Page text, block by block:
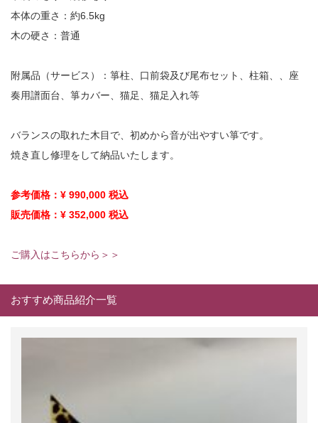
本体の重さ：約6.5kg
木の硬さ：普通
附属品（サービス）：箏柱、口前袋及び尾布セット、柱箱、、座
奏用譜面台、箏カバー、猫足、猫足入れ等
バランスの取れた木目で、初めから音が出やすい箏です。
焼き直し修理をして納品いたします。
参考価格： ¥ 990,000 税込
販売価格：¥ 352,000 税込
ご購入はこちらから＞＞
おすすめ商品紹介一覧